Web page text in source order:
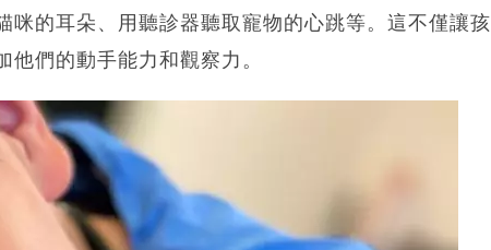
咪的耳朵、用聽診器聽取寵物的心跳等。這不僅讓孩
們的動手能力和觀察力。